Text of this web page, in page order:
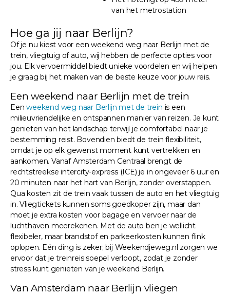
van het metrostation
Hoe ga jij naar Berlijn?
Of je nu kiest voor een weekend weg naar Berlijn met de
trein, vliegtuig of auto, wij hebben de perfecte opties voor
jou. Elk vervoermiddel biedt unieke voordelen en wij helpen
je graag bij het maken van de beste keuze voor jouw reis.
Een weekend naar Berlijn met de trein
Eenweekend weg naar Berlijn met de trein is een
milieuvriendelijke en ontspannen manier van reizen. Je kunt
genieten van het landschap terwijl je comfortabel naar je
bestemming reist. Bovendien biedt de trein flexibiliteit,
omdat je op elk gewenst moment kunt vertrekken en
aankomen. Vanaf Amsterdam Centraal brengt de
rechtstreekse intercity-express (ICE) je in ongeveer 6 uur en
20 minuten naar het hart van Berlijn, zonder overstappen.
Qua kosten zit de trein vaak tussen de auto en het vliegtuig
in. Vliegtickets kunnen soms goedkoper zijn, maar dan
moet je extra kosten voor bagage en vervoer naar de
luchthaven meerekenen. Met de auto ben je wellicht
flexibeler, maar brandstof en parkeerkosten kunnen flink
oplopen. Eén ding is zeker; bij Weekendjeweg.nl zorgen we
ervoor dat je treinreis soepel verloopt, zodat je zonder
stress kunt genieten van je weekend Berlijn.
Van Amsterdam naar Berlijn vliegen